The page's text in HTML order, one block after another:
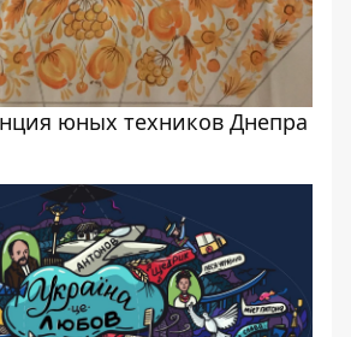
юных техников Днепра